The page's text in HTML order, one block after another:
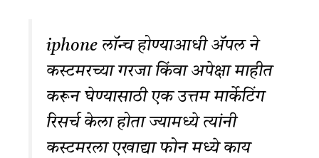
iphone लॉन्च होण्याआधी ॲपल ने
कस्टमरच्या गरजा किंवा अपेक्षा माहीत
करून घेण्यासाठी एक उत्तम मार्केटिंग
रिसर्च केला होता ज्यामध्ये त्यांनी
कस्टमरला एखाद्या फोन मध्ये काय